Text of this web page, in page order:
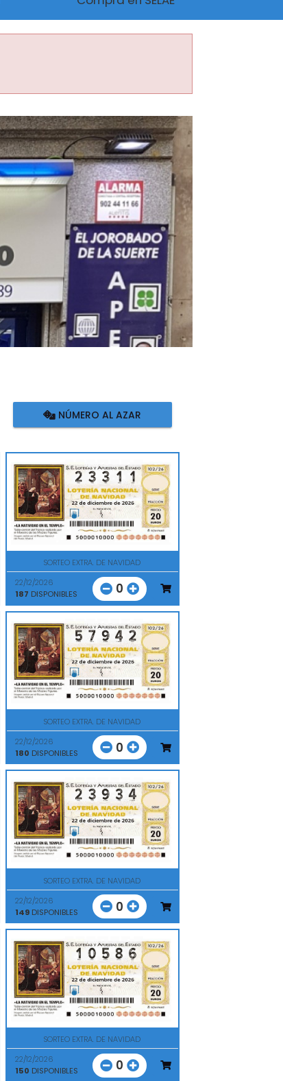
NÚMERO AL AZAR
SORTEO EXTRA. DE NAVIDAD
22/12/2026
187 DISPONIBLES 0
SORTEO EXTRA. DE NAVIDAD
22/12/2026
180 DISPONIBLES 0
SORTEO EXTRA. DE NAVIDAD
22/12/2026
149DISPONIBLES 0
SORTEO EXTRA. DE NAVIDAD
22/12/2026
150 DISPONIBLES 0